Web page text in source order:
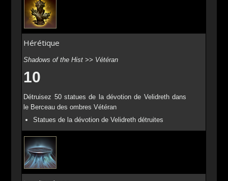
Hérétique
Shadows of the Hist >> Vétéran
10
Détruisez 50 statues de la dévotion de Velidreth dans
le Berceau des ombres Vétéran
Statues de la dévotion de Velidreth détruites